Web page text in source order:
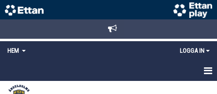
HEM LOGGA IN
STARTSIDA